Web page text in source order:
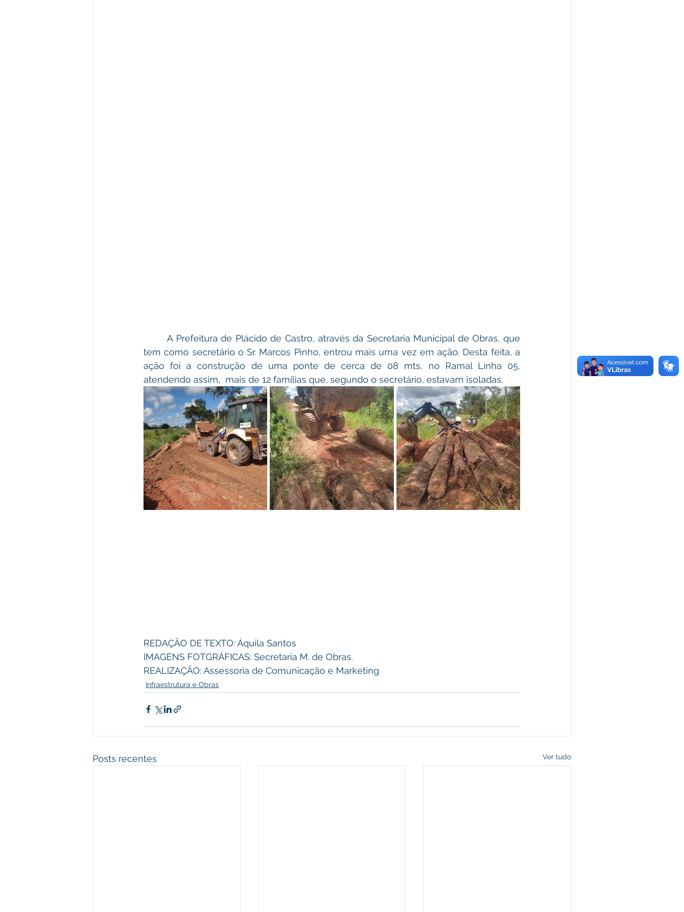
       A Prefeitura de Plácido de Castro, através da Secretaria Municipal de Obras, que
tem como secretário o Sr. Marcos Pinho, entrou mais uma vez em ação. Desta feita, a
ação foi a construção de uma ponte de cerca de 08 mts, no Ramal Linha 05,
atendendo assim,  mais de 12 famílias que, segundo o secretário, estavam isoladas.
REDAÇÃO DE TEXTO: Áquila Santos
IMAGENS FOTGRÁFICAS: Secretaria M. de Obras.
REALIZAÇÃO: Assessoria de Comunicação e Marketing
Infraestrutura e Obras
Posts recentes Ver tudo